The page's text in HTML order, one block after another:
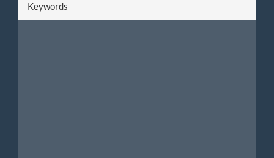
Keywords